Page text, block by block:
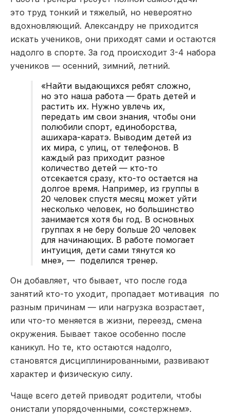
это труд тонкий и тяжелый, но невероятно
вдохновляющий. Александру не приходится
искать учеников, они приходят сами и остаются
надолго в спорте. За год происходит 3-4 набора
учеников — осенний, зимний, летний.
«Найти выдающихся ребят сложно,
но это наша работа — брать детей и
растить их. Нужно увлечь их,
передать им свои знания, чтобы они
полюбили спорт, единоборства,
ашихара-каратэ. Выводим детей из
их мира, с улиц, от телефонов. В
каждый раз приходит разное
количество детей — кто-то
отсекается сразу, кто-то остается на
долгое время. Например, из группы в
20 человек спустя месяц может уйти
несколько человек, но большинство
занимается хотя бы год. В основных
группах я не беру больше 20 человек
для начинающих. В работе помогает
интуиция, дети сами тянутся ко
мне», — поделился тренер.
Он добавляет, что бывает, что после года
занятий кто-то уходит, пропадает мотивация по
разным причинам — или нагрузка возрастает,
или что-то меняется в жизни, переезд, смена
окружения. Бывает такое особенно после
каникул. Но те, кто остаются надолго,
становятся дисциплинированными, развивают
характер и физическую силу.
Чаще всего детей приводят родители, чтобы
онистали упорядоченными, со«стержнем».